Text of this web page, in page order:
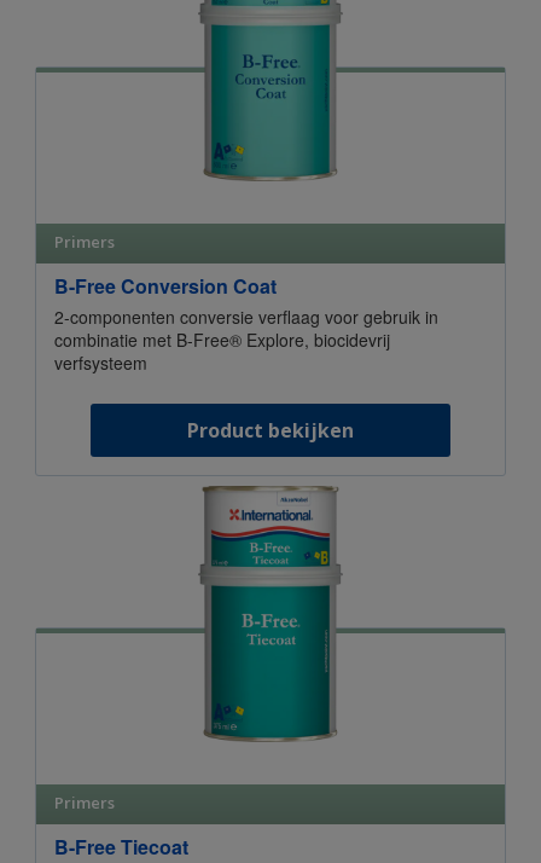
Primers
B-Free Conversion Coat
2-componenten conversie verflaag voor gebruik in
combinatie met B-Free® Explore, biocidevrij
verfsysteem
Product bekijken
Primers
B-Free Tiecoat